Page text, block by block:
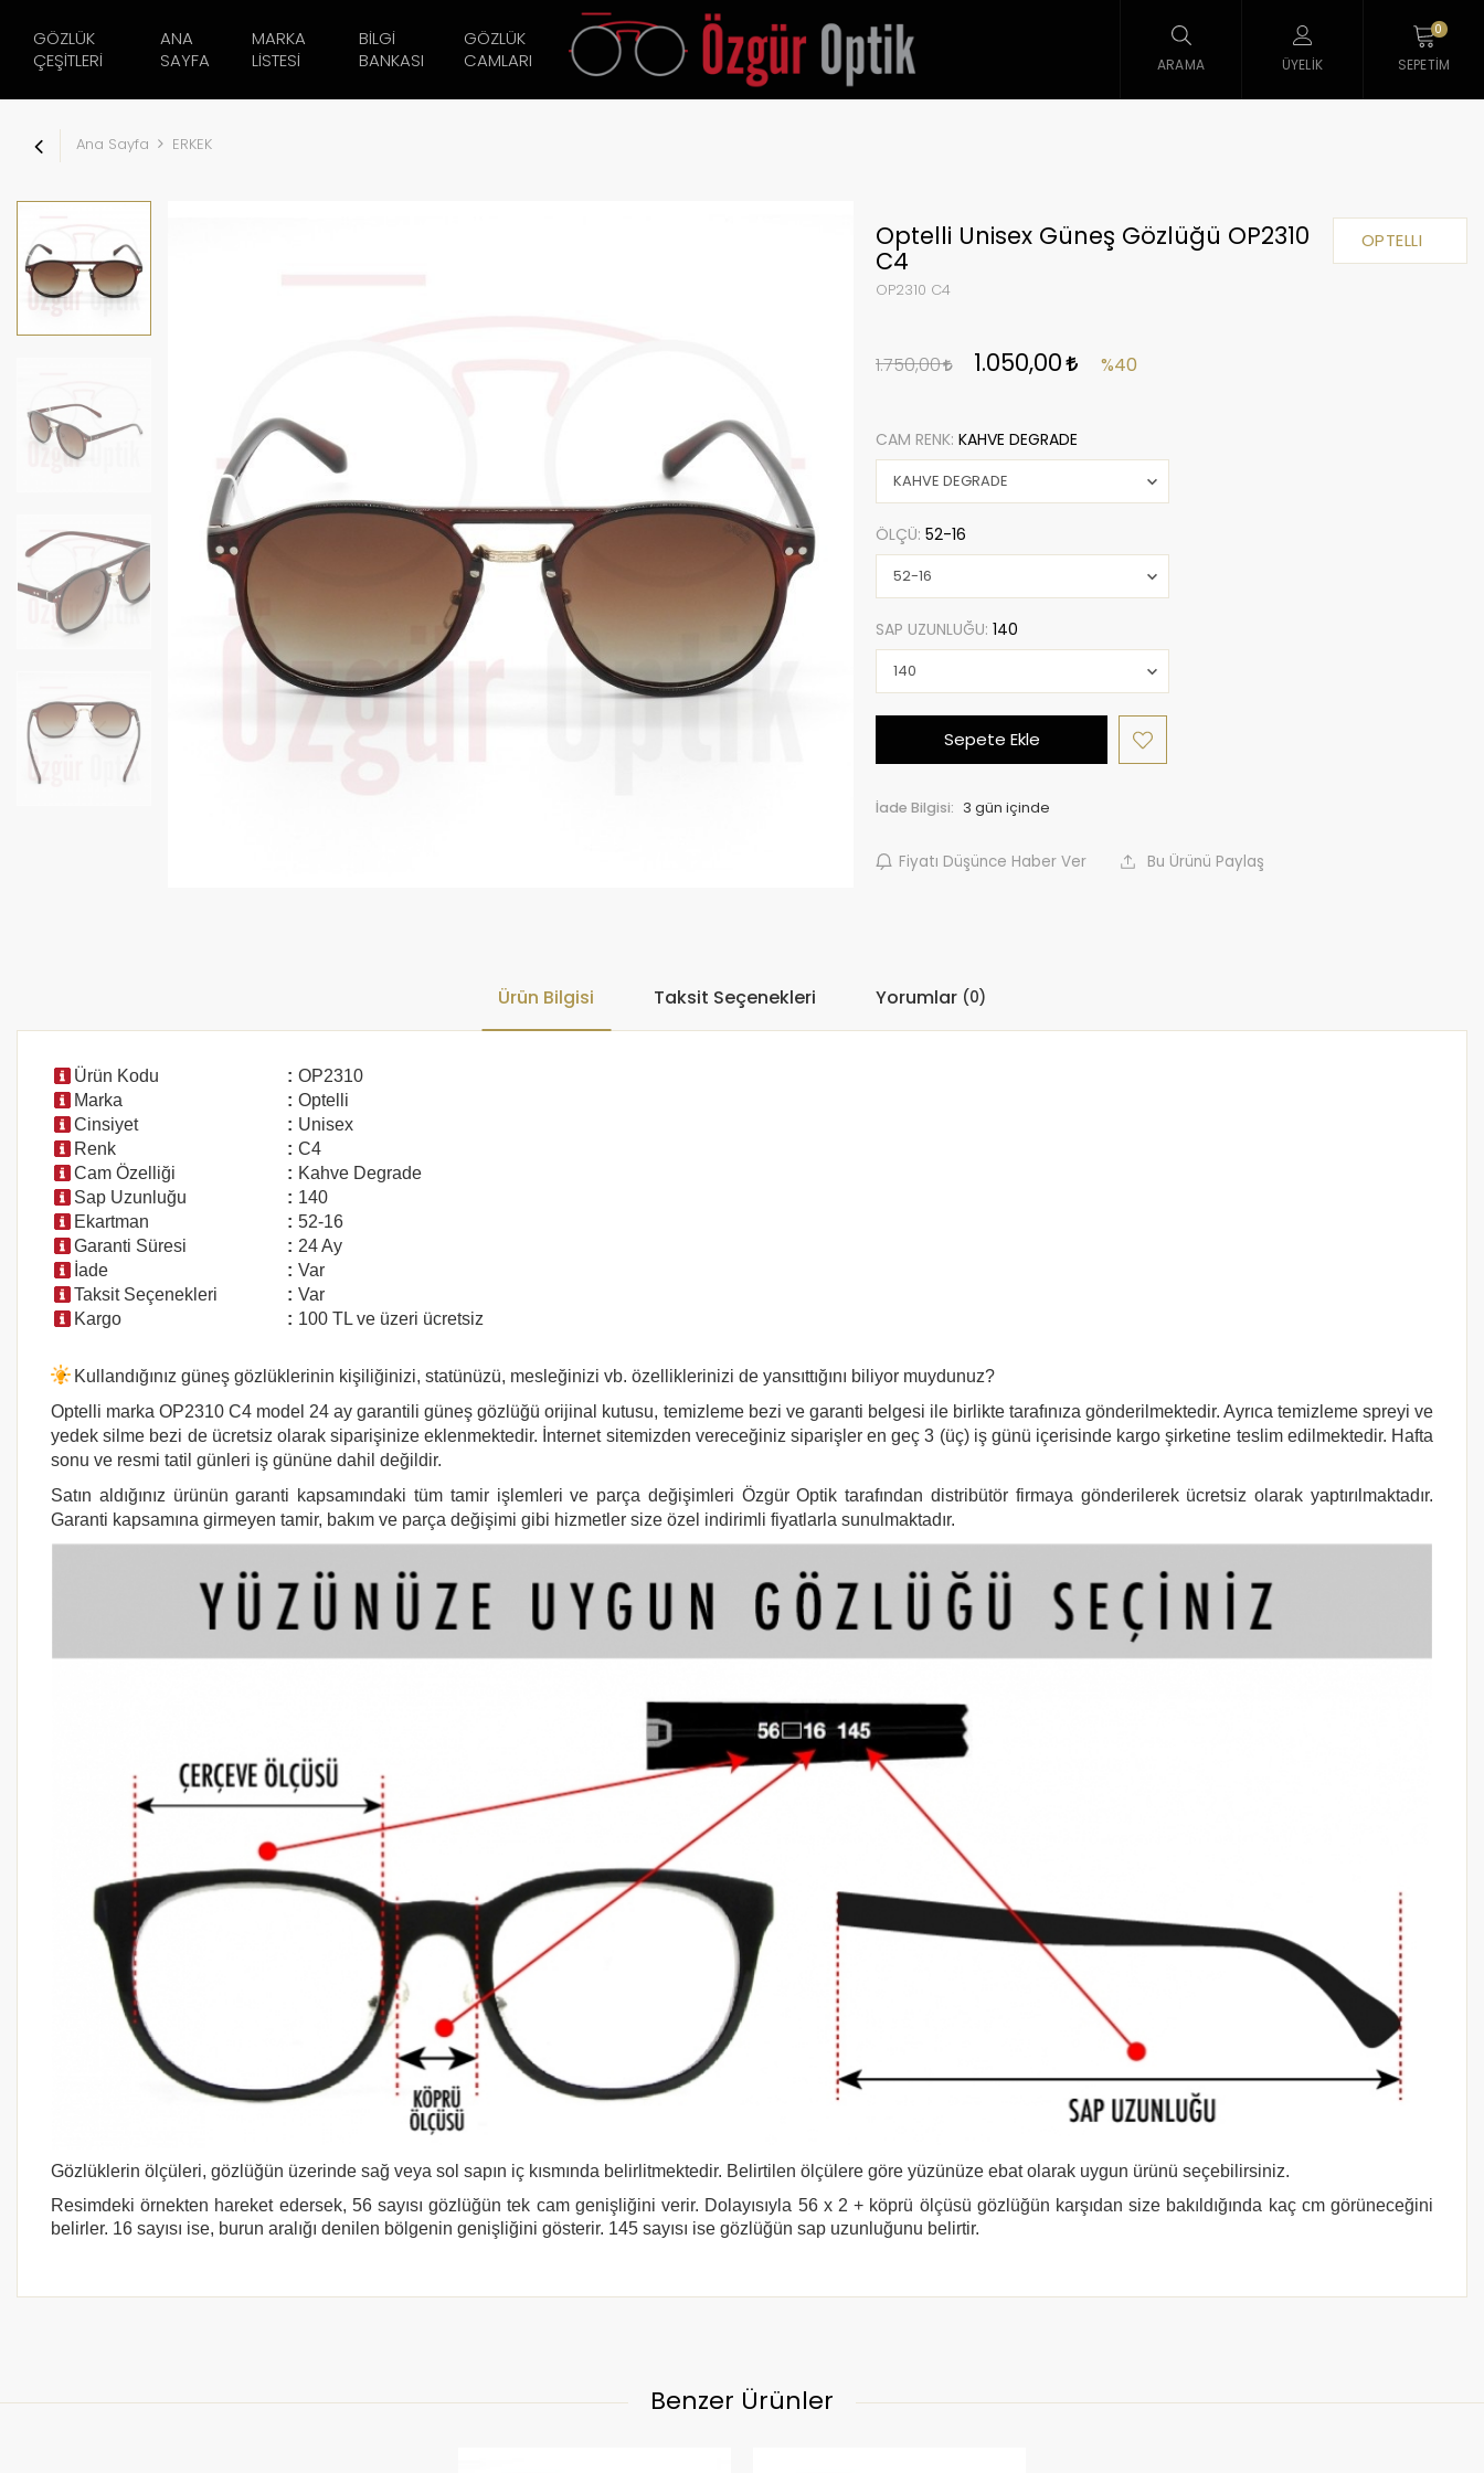
GÖZLÜK
ÇEŞITLERI
ANA
SAYFA
MARKA
LISTESI
BILGI
BANKASI
GÖZLÜK
CAMLARI
ARAMA ÜYELIK
0
SEPETIM
Ana Sayfa ERKEK
OPTELLI
Optelli Unisex Güneş Gözlüğü OP2310
C4
OP2310 C4
1.750,00 1.050,00 %40
CAM RENK: KAHVE DEGRADE
ÖLÇÜ:52-16
SAP UZUNLUĞU: 140
Sepete Ekle
İade Bilgisi:
Fiyatı Düşünce Haber Ver Bu Ürünü Paylaş
Ürün Bilgisi Taksit Seçenekleri Yorumlar (0)
Ürün Kodu : OP2310
Marka
: Optelli
Cinsiyet
: Unisex
Renk
: C4
Cam Özelliği
: Kahve Degrade
Sap Uzunluğu
: 140
Ekartman
: 52-16
Garanti Süresi
: 24 Ay
İade
: Var
Taksit Seçenekleri
: Var
Kargo
: 100 TL ve üzeri ücretsiz
Kullandığınız güneş gözlüklerinin kişiliğinizi, statünüzü, mesleğinizi vb. özelliklerinizi de yansıttığını biliyor muydunuz?
Optelli markaOP2310 C4 model 24 ay garantili güneş gözlüğü orijinal kutusu, temizleme bezi ve garanti belgesi ile birlikte tarafınıza gönderilmektedir. Ayrıca temizleme spreyi ve
yedek silme bezi de ücretsiz olarak siparişinize eklenmektedir. İnternet sitemizden vereceğiniz siparişler en geç 3 (üç) iş günü içerisinde kargo şirketine teslim edilmektedir. Hafta
sonu ve resmi tatil günleri iş gününe dahil değildir.
Satın aldığınız ürünün garanti kapsamındaki tüm tamir işlemleri ve parça değişimleri Özgür Optik tarafından distribütör firmaya gönderilerek ücretsiz olarak yaptırılmaktadır.
Garanti kapsamına girmeyen tamir, bakım ve parça değişimi gibi hizmetler size özel indirimli fiyatlarla sunulmaktadır.
Gözlüklerin ölçüleri, gözlüğün üzerinde sağ veya sol sapın iç kısmında belirlitmektedir. Belirtilen ölçülere göre yüzünüze ebat olarak uygun ürünü seçebilirsiniz.
Resimdeki örnekten hareket edersek, 56 sayısı gözlüğün tek cam genişliğini verir. Dolayısıyla 56 x 2 + köprü ölçüsü gözlüğün karşıdan size bakıldığında kaç cm görüneceğini
belirler. 16 sayısı ise, burun aralığı denilen bölgenin genişliğini gösterir. 145 sayısı ise gözlüğün sap uzunluğunu belirtir.
Benzer Ürünler